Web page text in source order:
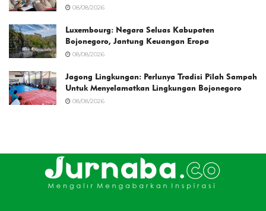
08/08/2026
Luxembourg: Negara Seluas Kabupaten
Bojonegoro, Jantung Keuangan Eropa
08/08/2026
Jagong Lingkungan: Perlunya Tradisi Pilah Sampah
Untuk Menyelamatkan Lingkungan Bojonegoro
08/08/2026